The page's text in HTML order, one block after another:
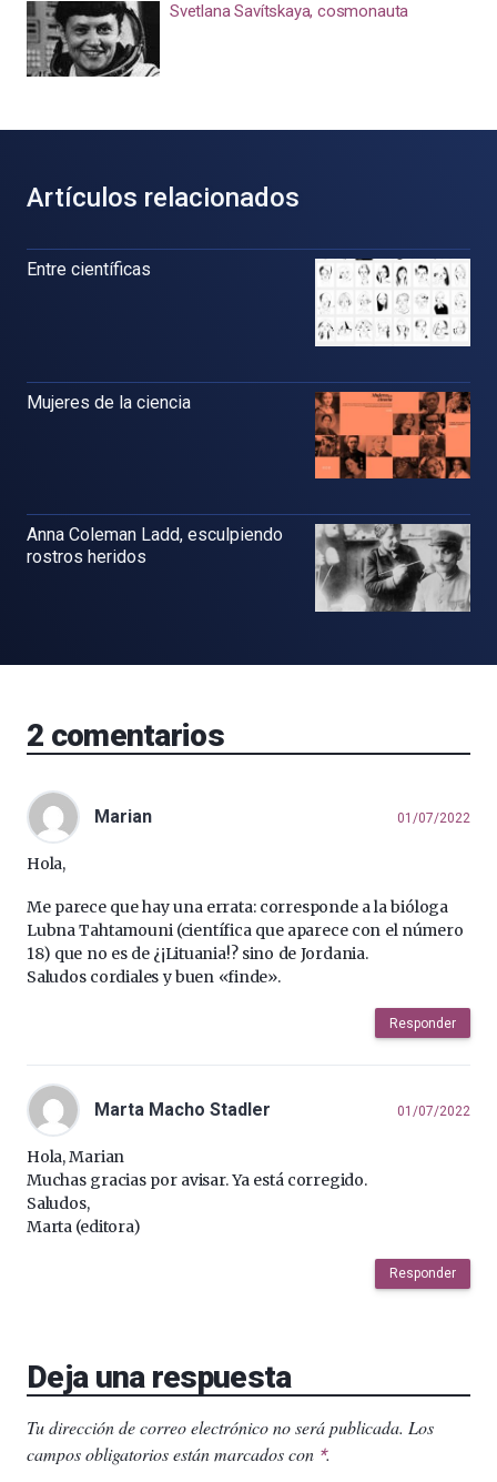
Svetlana Savítskaya, cosmonauta
Artículos relacionados
Entre científicas
Mujeres de la ciencia
Anna Coleman Ladd, esculpiendo
rostros heridos
2 comentarios
Marian 01/07/2022
Hola,
Me parece que hay una errata: corresponde a la bióloga
Lubna Tahtamouni (científica que aparece con el número
18) que no es de ¿¡Lituania!? sino de Jordania.
Saludos cordiales y buen «finde».
Responder
Marta Macho Stadler 01/07/2022
Hola, Marian
Muchas gracias por avisar. Ya está corregido.
Saludos,
Marta (editora)
Responder
Deja una respuesta
Tu dirección de correo electrónico no será publicada. Los
campos obligatorios están marcados con *.